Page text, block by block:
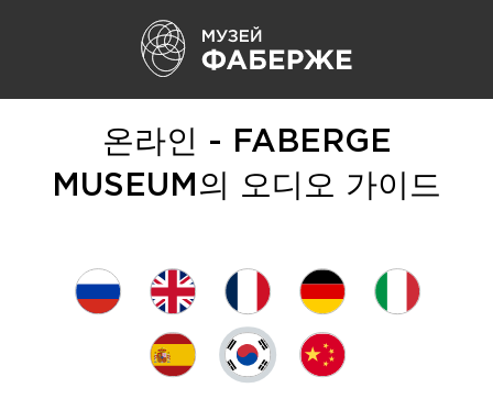
온라인 - FABERGE
MUSEUM의 오디오 가이드